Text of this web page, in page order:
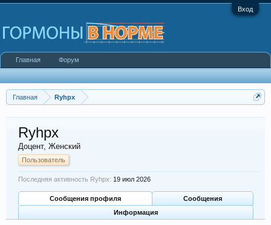
Вход
Главная Ryhpx
Ryhpx
Доцент, Женский
Пользователь
Последняя активность Ryhpx: 19 июл 2026
Сообщения профиля
Сообщения
Информация
Главная Форум